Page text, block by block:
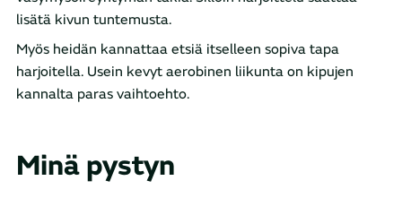
lisätä kivun tuntemusta.
Myös heidän kannattaa etsiä itselleen sopiva tapa
harjoitella. Usein kevyt aerobinen liikunta on kipujen
kannalta paras vaihtoehto.
Minä pystyn